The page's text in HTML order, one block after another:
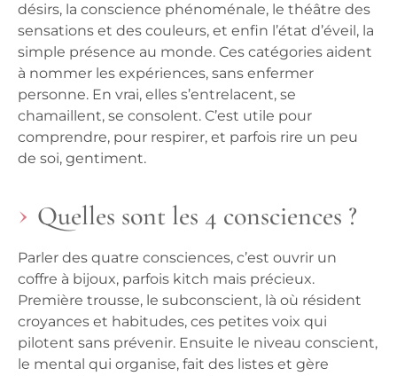
désirs, la conscience phénoménale, le théâtre des
sensations et des couleurs, et enfin l’état d’éveil, la
simple présence au monde. Ces catégories aident
à nommer les expériences, sans enfermer
personne. En vrai, elles s’entrelacent, se
chamaillent, se consolent. C’est utile pour
comprendre, pour respirer, et parfois rire un peu
de soi, gentiment.
Quelles sont les 4 consciences ?
Parler des quatre consciences, c’est ouvrir un
coffre à bijoux, parfois kitch mais précieux.
Première trousse, le subconscient, là où résident
croyances et habitudes, ces petites voix qui
pilotent sans prévenir. Ensuite le niveau conscient,
le mental qui organise, fait des listes et gère